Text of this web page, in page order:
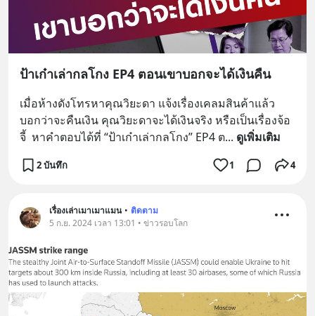
ป้าเก๋าเล่ากลโกง EP4 ตอนเขาบอกจะได้เงินคืน
เมื่อห้างดังโทรหาคุณวิยะดา แจ้งเรื่องเคลมสินค้าแล้ว
บอกว่าจะคืนเงิน คุณวิยะดาจะได้เงินจริง หรือเป็นเรื่องจ้อ
จี้  หาคำตอบได้ที่ “ป้าเก๋าเล่ากลโกง” EP4 ต... ดูเพิ่มเติม
2 บันทึก 1 4
เรื่องเล่าเมาเมาแมน • ติดตาม
5 ก.ย. 2024 เวลา 13:01 • ข่าวรอบโลก